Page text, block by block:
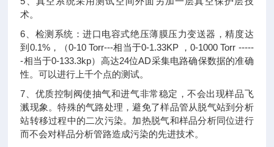
术。
6、检测系统：进口电容式绝压薄膜压力变送器，精度达
到0.1%，（0-10 Torr---相当于0-1.33KP ，0-1000 Torr -----
-相当于0-133.3kp）高达24位AD采集电路确保数据的准确
性。可以进行上千个点的测试。
7、优质控制阀使抽气和进气非常稳定，不会出现样品飞
溅现象。特殊的气路处理，避免了样品管从脱气站到分析
站转移过程中的二次污染。加热脱气和样品分析同位进行
而不会对样品分析管路造成污染的先进技术。